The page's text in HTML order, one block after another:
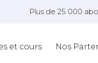
Plus de 25 000
et cours Nos